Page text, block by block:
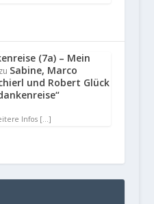
(7a) – Mein
zu Sabine, Marco
und Robert Glück
Infos […]